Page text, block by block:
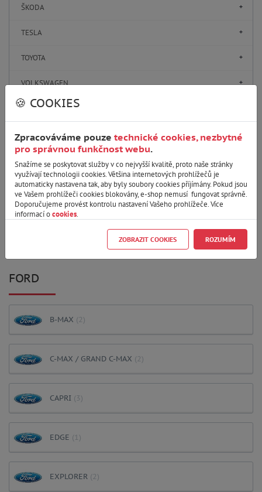
🍪 COOKIES
Zpracováváme pouze technické cookies, nezbytné
pro správnou funkčnost webu.
Snažíme se poskytovat služby v co nejvyšší kvalitě, proto naše stránky
využívají technologii cookies. Většina internetových prohlížečů je
automaticky nastavena tak, aby byly soubory cookies příjímány. Pokud jsou
ve Vašem prohlížeči cookies blokovány, e-shop nemusí fungovat správně.
Doporučujeme provést kontrolu nastavení Vašeho prohlížeče. Více
informací ocookies.
ZOBRAZIT COOKIES ROZUMÍM
ŠKODA
TESLA
TOYOTA
VOLKSWAGEN
VOLVO
Parametry
Zobrazit varianty produktu
Pouze skladem
Zrušit filtr
FORD
B-MAX (2)
C-MAX / GRAND C-MAX (2)
CAPRI (3)
EDGE (1)
EXPLORER (2)